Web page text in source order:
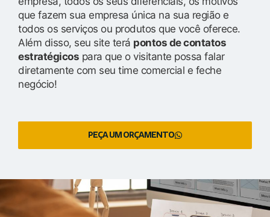
que fazem sua empresa única na sua região e
todos os serviços ou produtos que você oferece.
Além disso, seu site terá pontos de contatos
estratégicos para que o visitante possa falar
diretamente com seu time comercial e feche
negócio!
PEÇA UM ORÇAMENTO